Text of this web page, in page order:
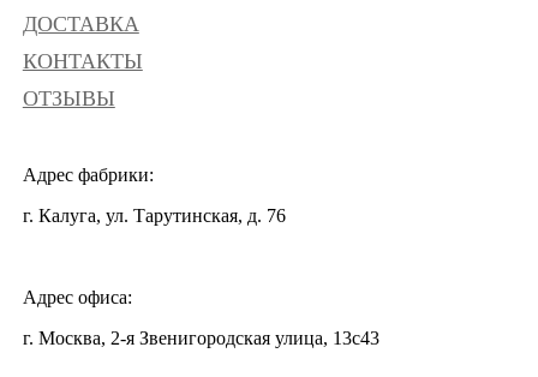
ДОСТАВКА
КОНТАКТЫ
ОТЗЫВЫ
Адрес фабрики:
г. Калуга, ул. Тарутинская, д. 76
Адрес офиса:
г. Москва, 2-я Звенигородская улица, 13с43